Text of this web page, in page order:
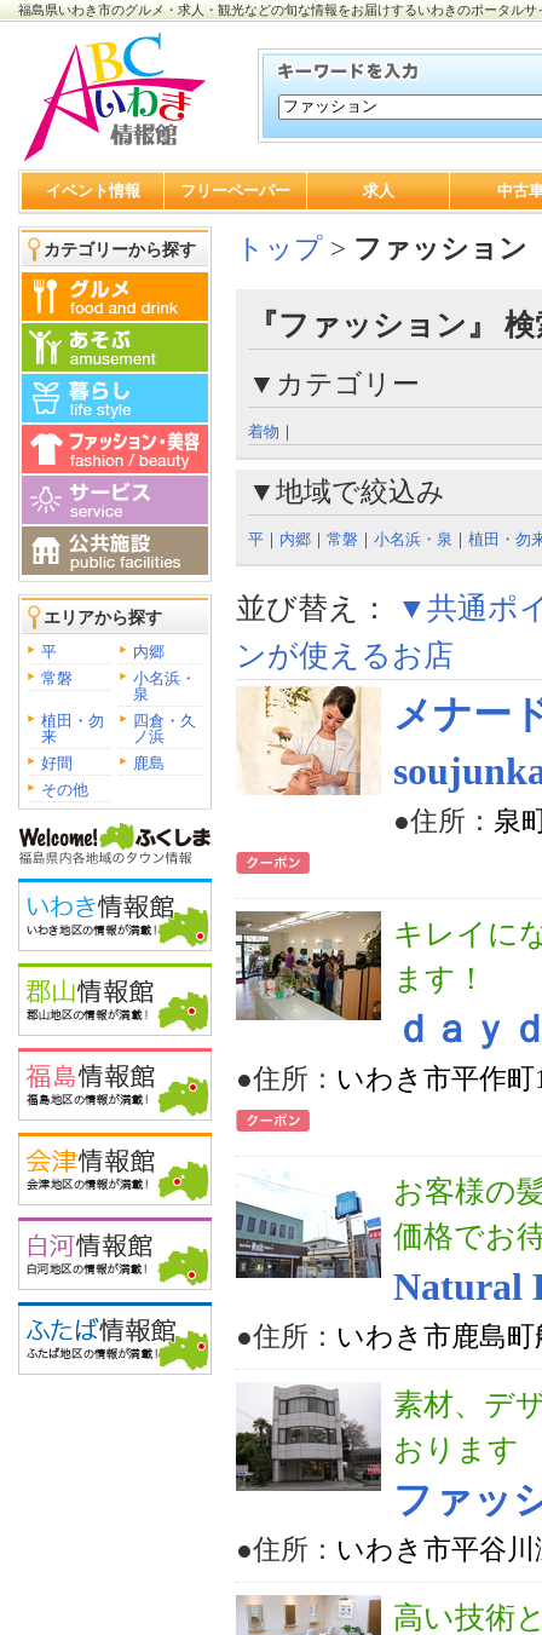
福島県いわき市のグルメ・求人・観光などの旬な情報をお届けするいわきのポータルサ
イベント情報 フリーペーパー 求人 中古
カテゴリーから探す
エリアから探す
平
内郷
常磐
小名浜・
泉
植田・勿
来
四倉・久
ノ浜
好間
鹿島
その他
トップ > ファッション
『ファッション』
▼カテゴリー
着物 ｜
▼地域で絞込み
平 ｜ 内郷 ｜ 常磐 ｜ 小名浜・泉 ｜ 植田・勿
並び替え：
▼共通ポ
ンが使えるお店
メナー
●住所： 泉
キレイに
ます！
ｄａｙ
●住所： いわき市平作町
お客様の
価格でお
Natural
●住所： いわき市鹿島
素材、デ
おります
ファッ
●住所： いわき市平谷
高い技術